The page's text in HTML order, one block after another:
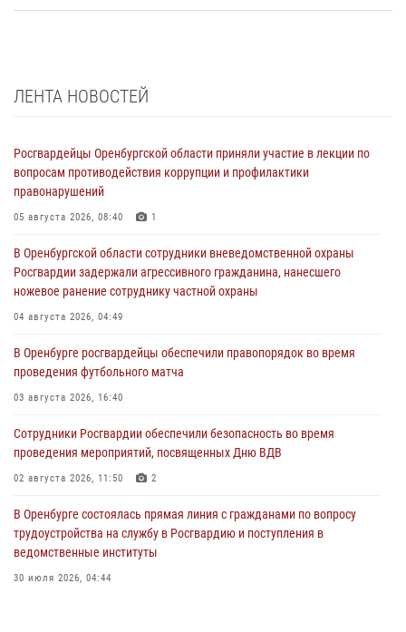
ЛЕНТА НОВОСТЕЙ
Росгвардейцы Оренбургской области приняли участие в лекции по
вопросам противодействия коррупции и профилактики
правонарушений
05 августа 2026, 08:40 1
В Оренбургской области сотрудники вневедомственной охраны
Росгвардии задержали агрессивного гражданина, нанесшего
ножевое ранение сотруднику частной охраны
04 августа 2026, 04:49
В Оренбурге росгвардейцы обеспечили правопорядок во время
проведения футбольного матча
03 августа 2026, 16:40
Сотрудники Росгвардии обеспечили безопасность во время
проведения мероприятий, посвященных Дню ВДВ
02 августа 2026, 11:50 2
В Оренбурге состоялась прямая линия с гражданами по вопросу
трудоустройства на службу в Росгвардию и поступления в
ведомственные институты
30 июля 2026, 04:44